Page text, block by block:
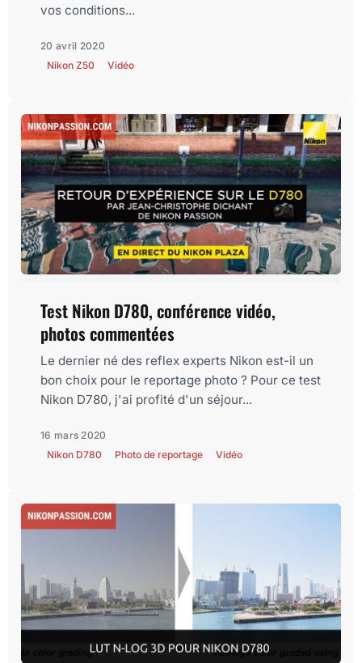
vos conditions...
20 avril 2020
Nikon Z50
Vidéo
Test Nikon D780, conférence vidéo,
photos commentées
Le dernier né des reflex experts Nikon est-il un
bon choix pour le reportage photo ? Pour ce test
Nikon D780, j'ai profité d'un séjour...
16 mars 2020
Nikon D780
Photo de reportage Vidéo